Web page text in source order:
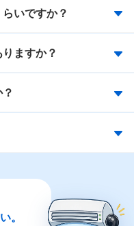
いですか？
ますか？
。